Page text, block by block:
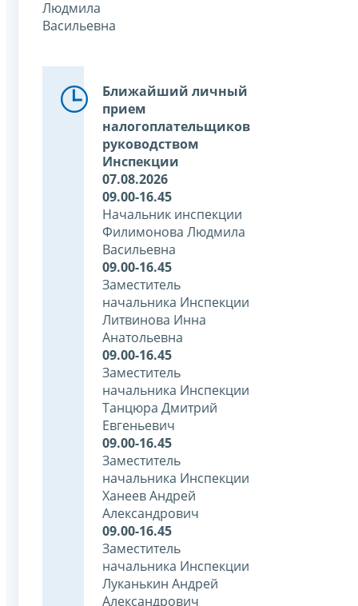
Людмила
Васильевна
Ближайший личный
прием
налогоплательщиков
руководством
Инспекции
07.08.2026
09.00-16.45
Начальник инспекции
Филимонова Людмила
Васильевна
09.00-16.45
Заместитель
начальника Инспекции
Литвинова Инна
Анатольевна
09.00-16.45
Заместитель
начальника Инспекции
Танцюра Дмитрий
Евгеньевич
09.00-16.45
Заместитель
начальника Инспекции
Ханеев Андрей
Александрович
09.00-16.45
Заместитель
начальника Инспекции
Луканькин Андрей
Александрович